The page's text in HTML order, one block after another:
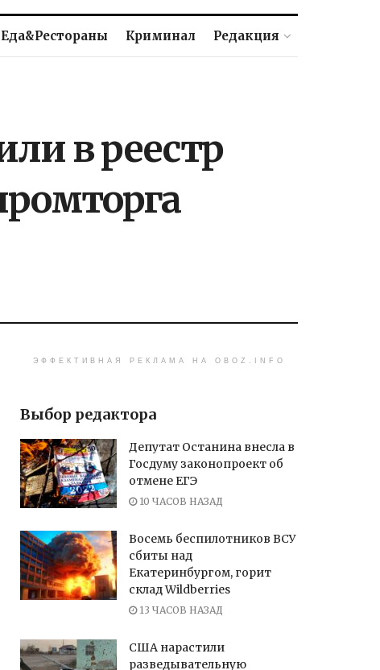
Еда&Рестораны Криминал Редакция
в реестр
ЭФФЕКТИВНАЯ РЕКЛАМА НА OBOZ.INFO
Выбор редактора
Депутат Останина внесла в
Госдуму законопроект об
отмене ЕГЭ
10 ЧАСОВ НАЗАД
Восемь беспилотников ВСУ
сбиты над
Екатеринбургом, горит
склад Wildberries
13 ЧАСОВ НАЗАД
США нарастили
разведывательную